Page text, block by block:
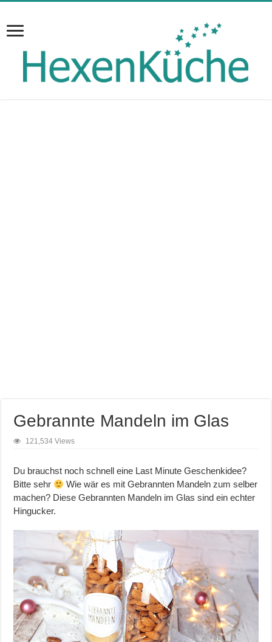
Gebrannte Mandeln im Glas
121,534 Views
Du brauchst noch schnell eine Last Minute Geschenkidee?
Bitte sehr
Wie wär es mit Gebrannten Mandeln zum selber
machen? Diese Gebrannten Mandeln im Glas sind ein echter
Hingucker.